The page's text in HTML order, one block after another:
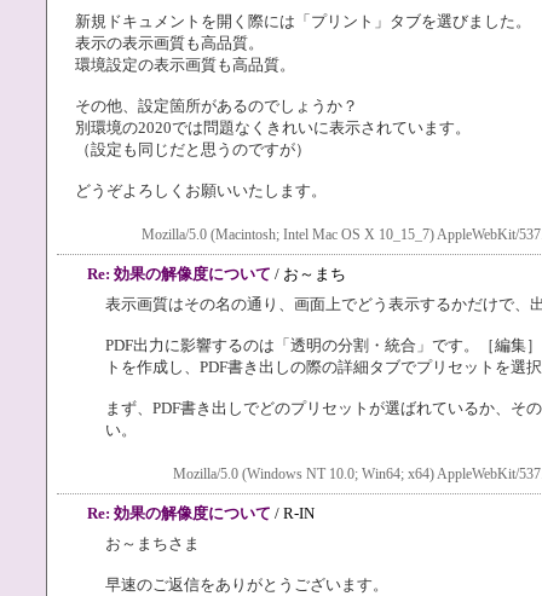
新規ドキュメントを開く際には「プリント」タブを選びました。
表示の表示画質も高品質。
環境設定の表示画質も高品質。
その他、設定箇所があるのでしょうか？
別環境の2020では問題なくきれいに表示されています。
（設定も同じだと思うのですが）
どうぞよろしくお願いいたします。
Mozilla/5.0 (Macintosh; Intel Mac OS X 10_15_7) AppleWebKit/
Re: 効果の解像度について / お～まち
表示画質はその名の通り、画面上でどう表示するかだけで、
PDF出力に影響するのは「透明の分割・統合」です。［編
トを作成し、PDF書き出しの際の詳細タブでプリセットを選
まず、PDF書き出しでどのプリセットが選ばれているか、そ
い。
Mozilla/5.0 (Windows NT 10.0; Win64; x64) AppleWebKit/
Re: 効果の解像度について / R-IN
お～まちさま
早速のご返信をありがとうございます。